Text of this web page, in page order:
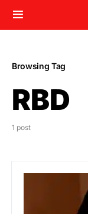
Browsing Tag
RBD
1 post